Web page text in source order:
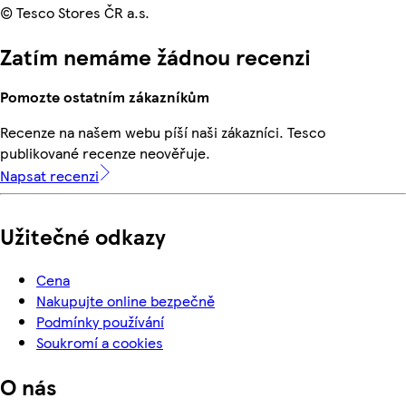
© Tesco Stores ČR a.s.
Zatím nemáme žádnou recenzi
Pomozte ostatním zákazníkům
Recenze na našem webu píší naši zákazníci. Tesco
publikované recenze neověřuje.
Napsat recenzi
Užitečné odkazy
Cena
Nakupujte online bezpečně
Podmínky používání
Soukromí a cookies
O nás